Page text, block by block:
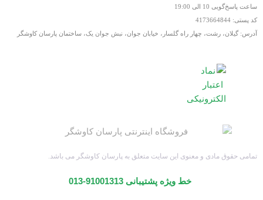
ساعت پاسخ‌گویی 10 الی 19:00
کد پستی: 4173664844
آدرس: گیلان، رشت، چهار راه گلسار، خیابان جوان، نبش جوان یک، ساختمان پارسان کاوشگر
تمامی حقوق مادی و معنوی این سایت متعلق به پارسان کاوشگر می باشد.
خط ویژه پشتیبانی 91001313-013